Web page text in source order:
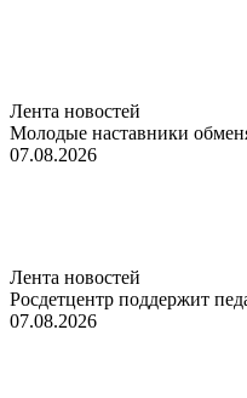
Лента новостей
Молодые наставники
07.08.2026
Лента новостей
Росдетцентр поддержит
07.08.2026